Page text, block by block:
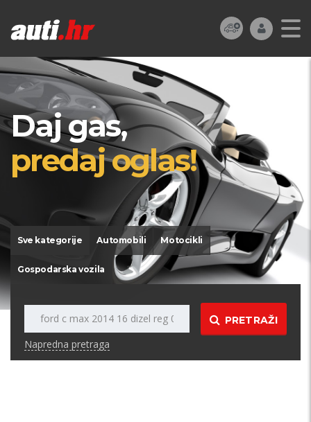
Daj gas,
predaj oglas!
Sve kategorije Automobili Motocikli
Gospodarska vozila
PRETRAŽI
Napredna pretraga